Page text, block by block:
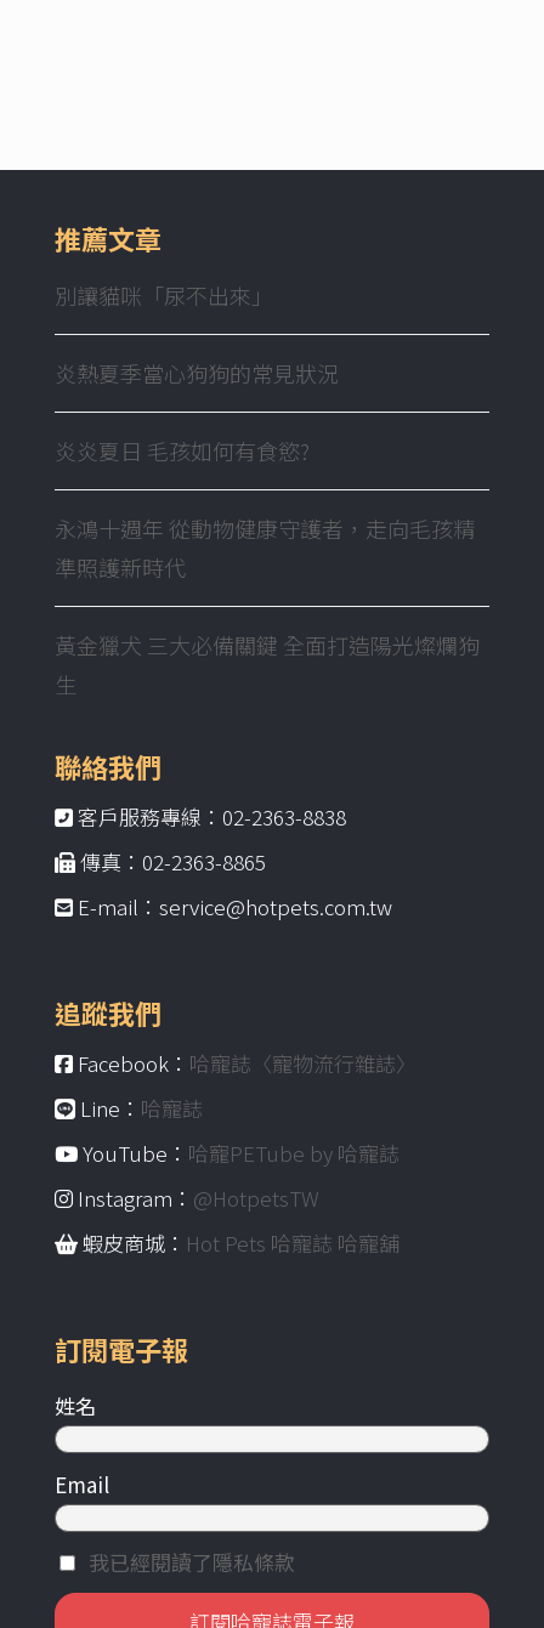
推薦文章
別讓貓咪「尿不出來」
炎熱夏季當心狗狗的常見狀況
炎炎夏日 毛孩如何有食慾?
永鴻十週年 從動物健康守護者，走向毛孩精
準照護新時代
黃金獵犬 三大必備關鍵 全面打造陽光燦爛狗
生
聯絡我們
客戶服務專線：02-2363-8838
傳真：02-2363-8865
E-mail：service@hotpets.com.tw
追蹤我們
Facebook： 哈寵誌〈寵物流行雜誌〉
Line： 哈寵誌
YouTube： 哈寵PETube by 哈寵誌
Instagram： @HotpetsTW
蝦皮商城： Hot Pets 哈寵誌 哈寵舖
訂閱電子報
姓名
Email
我已經閱讀了隱私條款